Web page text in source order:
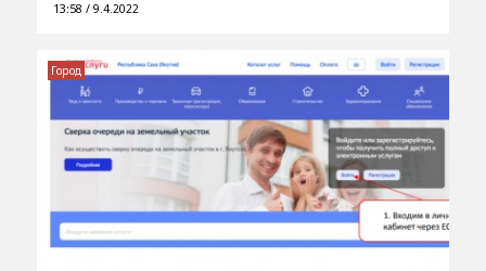
13:58 / 9.4.2022
Город